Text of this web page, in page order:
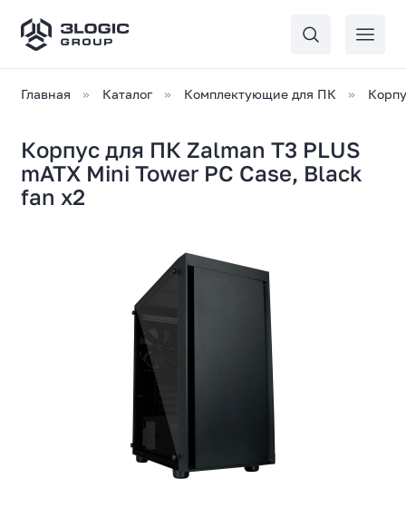
Главная Каталог Комплектующие для ПК
Корпус для ПК Zalman T3 PLUS
mATX Mini Tower PC Case, Black
fan x2